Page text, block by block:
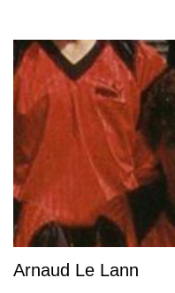
Arnaud Le Lann